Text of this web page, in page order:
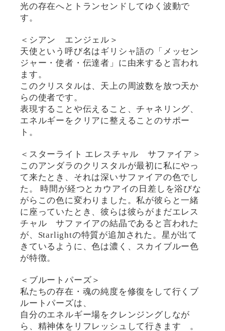
光の存在へとトランセンドしてゆく波動で
す。
＜シアン エンジェル＞
天使という呼び名はギリシャ語の「メッセン
ジャー・使者・伝達者」に由来すると言われ
ます。
このクリスタルは、天上の周波数を放つ天か
らの使者です。
表現することや伝えること、チャネリング、
エネルギーをクリアに整えることのサポー
ト。
＜スターライト エレスチャル サファイア＞
このアンダラのクリスタルが最初に私にやっ
て来たとき、それは深いサファイアの色でし
た。 時間が経つとカウアイの日差しを浴びな
がらこの色に変わりました。私が彼らと一緒
に座っていたとき、彼らは彼らがまだエレス
チャル サファイアの結晶であると言われた
が、Starlightの特質が追加された。星が出て
きているように、色は濃く、スカイブルー色
が特徴。
＜ブルートパーズ＞
私たちの存在・魂の純度を修復をして行くブ
ルートパーズは、
自分のエネルギー場をクレンジングしなが
ら、精神体をリフレッシュして行きます 。